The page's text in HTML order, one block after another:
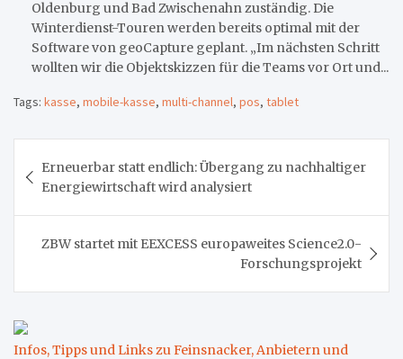
Oldenburg und Bad Zwischenahn zuständig. Die
Winterdienst-Touren werden bereits optimal mit der
Software von geoCapture geplant. „Im nächsten Schritt
wollten wir die Objektskizzen für die Teams vor Ort und...
Tags: kasse, mobile-kasse, multi-channel, pos, tablet
Erneuerbar statt endlich: Übergang zu nachhaltiger
Energiewirtschaft wird analysiert
ZBW startet mit EEXCESS europaweites Science2.0-
Forschungsprojekt
Infos, Tipps und Links zu Feinsnacker, Anbietern und